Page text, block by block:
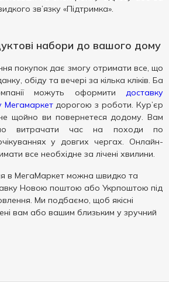
зв’язку «Підтримка».
набори до вашого дому
покупок дає змогу отримати все, що
обіду та вечері за кілька кліків. Ба
можуть оформити доставку
Мегамаркетдорогою з роботи. Кур’єр
щойно ви повернетеся додому. Вам
витрачати час на походи по
у довгих чергах. Онлайн-
все необхідне за лічені хвилини.
в МегаМаркет можна швидко та
Новою поштою або Укрпоштою під
Ми подбаємо, щоб якісні
вам або вашим близьким у зручний